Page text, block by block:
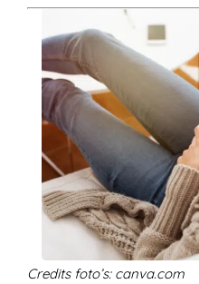
Credits foto’s: canva.com